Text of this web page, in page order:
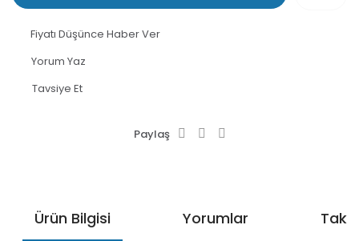
Fiyatı Düşünce Haber Ver
Yorum Yaz
Tavsiye Et
Paylaş
Ürün Bilgisi Yorumlar